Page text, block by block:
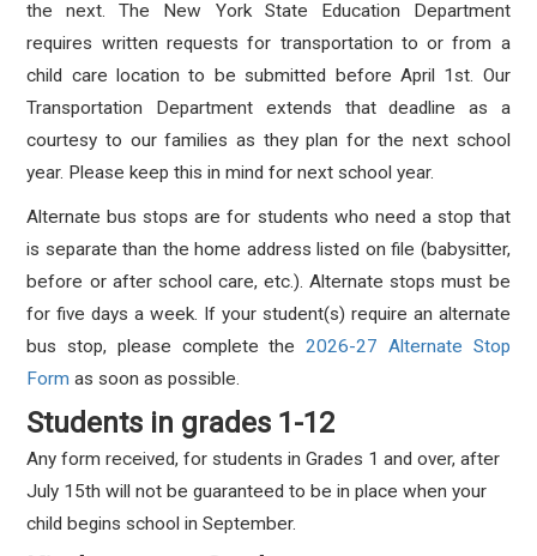
the next. The New York State Education Department
requires written requests for transportation to or from a
child care location to be submitted before April 1st. Our
Transportation Department extends that deadline as a
courtesy to our families as they plan for the next school
year. Please keep this in mind for next school year.
Alternate bus stops are for students who need a stop that
is separate than the home address listed on file (babysitter,
before or after school care, etc.).Alternate stops must be
for five days a week. If your student(s) require an alternate
bus stop, please complete the2026-27 Alternate Stop
Form as soon as possible.
Students in grades 1-12
Any form received, for students in Grades 1 and over, after
July 15th will not be guaranteed to be in place when your
child begins school in September.